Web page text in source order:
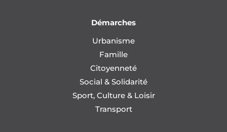
Démarches
Urbanisme
Famille
Citoyenneté
Social & Solidarité
Sport, Culture & Loisir
Transport